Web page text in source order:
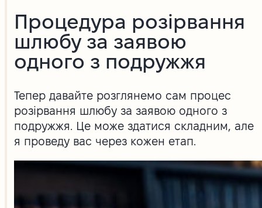
Процедура розірвання
шлюбу за заявою
одного з подружжя
Тепер давайте розглянемо сам процес
розірвання шлюбу за заявою одного з
подружжя. Це може здатися складним, але
я проведу вас через кожен етап.